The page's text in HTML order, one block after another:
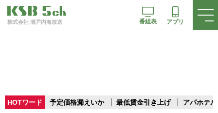
株式会社 瀬戸内海放送 番組表 アプリ
HOTワード 予定価格漏えいか 最低賃金引き上げ アパホテル